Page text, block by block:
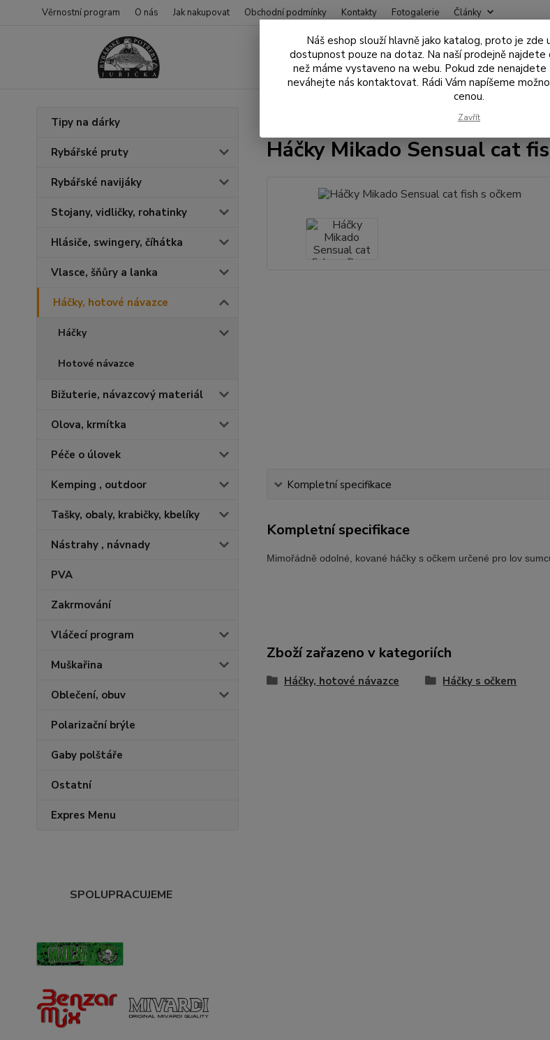
Věrnostní program O nás Jak nakupovat Obchodní podmínky Kontakty Fotogalerie Články
Hledat
Tipy na dárky
Rybářské pruty
Rybářské navijáky
Stojany, vidličky, rohatinky
Hlásiče, swingery, číhátka
Vlasce, šňůry a lanka
Háčky, hotové návazce
Háčky
Hotové návazce
Bižuterie, návazcový materiál
Olova, krmítka
Péče o úlovek
Kemping , outdoor
Tašky, obaly, krabičky, kbelíky
Nástrahy , návnady
PVA
Zakrmování
Vláčecí program
Muškařina
Oblečení, obuv
Polarizační brýle
Gaby polštáře
Ostatní
Expres Menu
SPOLUPRACUJEME
Háčky Mikado Sensual cat fish s
Háčky Mikado Sensual cat
Kompletní specifikace
Kompletní specifikace
Mimořádně odolné, kované háčky s očkem určené pro lov
Zboží zařazeno v kategoriích
Háčky, hotové návazce Háčky s očkem
Náš eshop slouží hlavně jako katalog, proto je zde
dostupnost pouze na dotaz. Na naší prodejně
než máme vystaveno na webu. Pokud zde
neváhejte nás kontaktovat. Rádi Vám napíšeme
cenou.
Zavřít